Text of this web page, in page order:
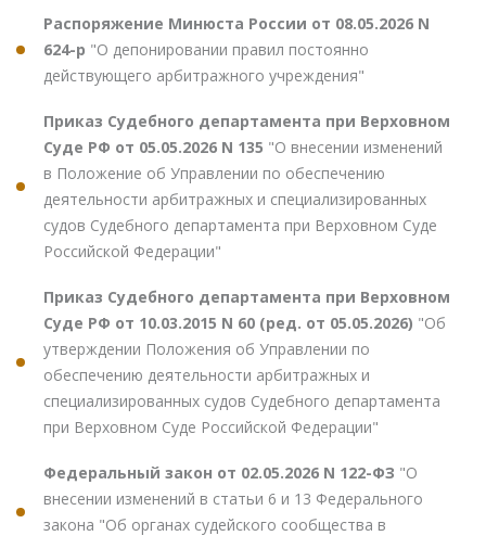
Распоряжение Минюста России от 08.05.2026 N
624-р "О депонировании правил постоянно
действующего арбитражного учреждения"
Приказ Судебного департамента при Верховном
Суде РФ от 05.05.2026 N 135 "О внесении изменений
в Положение об Управлении по обеспечению
деятельности арбитражных и специализированных
судов Судебного департамента при Верховном Суде
Российской Федерации"
Приказ Судебного департамента при Верховном
Суде РФ от 10.03.2015 N 60 (ред. от 05.05.2026) "Об
утверждении Положения об Управлении по
обеспечению деятельности арбитражных и
специализированных судов Судебного департамента
при Верховном Суде Российской Федерации"
Федеральный закон от 02.05.2026 N 122-ФЗ "О
внесении изменений в статьи 6 и 13 Федерального
закона "Об органах судейского сообщества в